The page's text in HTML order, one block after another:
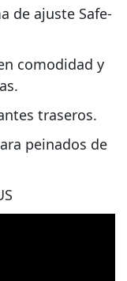
de ajuste Safe-
comodidad y
traseros.
peinados de